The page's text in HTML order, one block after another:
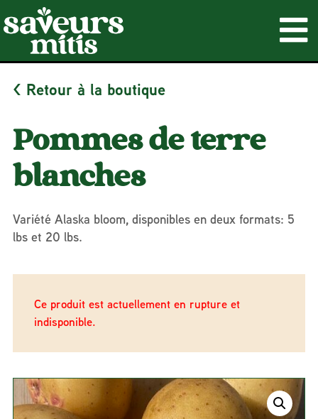
< Retour à la boutique
Pommes de terre
blanches
Variété Alaska bloom, disponibles en deux formats: 5
lbs et 20 lbs.
Ce produit est actuellement en rupture et
indisponible.